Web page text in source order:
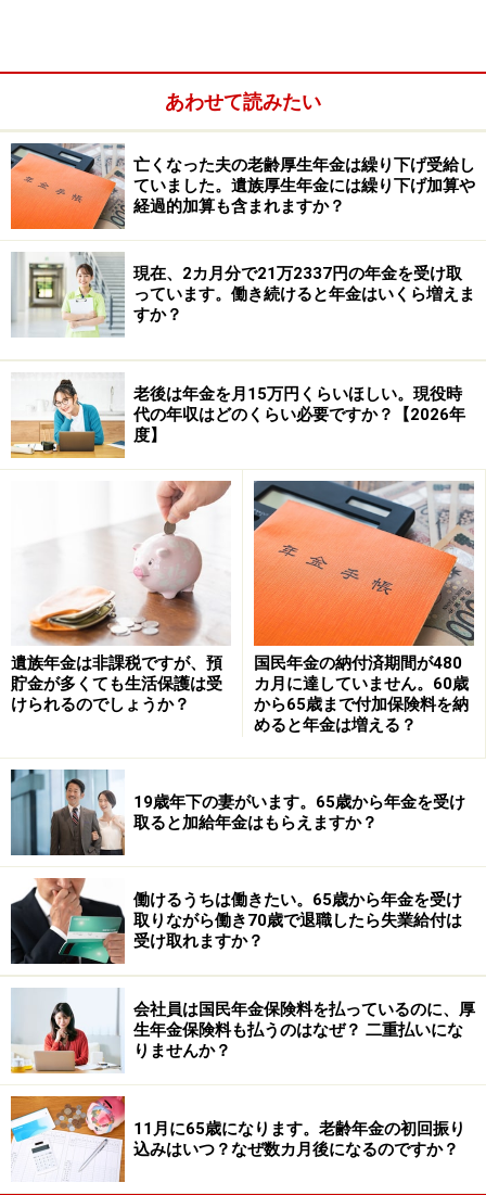
ここでポイントになるのは、「60歳以降に厚生年金へ加
入していた期間」は、老齢基礎年金の480カ月にはカウ
ントされないという点です。
ちゃらんさんのケースを整理すると、次のようになりま
・20歳～23歳：約36カ月……国民年金未納
・23歳～60歳：約444カ月……厚生年金加入（国民年金加
入期間に算入）
・60歳～62歳：約24カ月……厚生年金加入（老齢基礎年
金の480カ月には算入されない）
・62歳以降：約24カ月……国民年金に任意加入
この場合、60歳時点での老齢基礎年金の加入期間は444
カ月です。
そこへ、62歳以降の任意加入24カ月を加えると、
444カ月＋24カ月＝468カ月
となり、480カ月にはまだ達していません。つまり、
「480カ月を超えてしまった」という計算にはなりませ
んので、任意加入した保険料が無駄になるわけではあり
ません。
60歳以降に厚生年金へ加入していた24カ月分は、老齢基
礎年金の480カ月には含まれません。そのため、老齢基
礎年金そのものは468カ月分となり、制度上は“満額”には
あわせて読みたい
亡くなった夫の老齢厚生年金は繰り下げ受給し
ていました。遺族厚生年金には繰り下げ加算や
経過的加算も含まれますか？
現在、2カ月分で21万2337円の年金を受け取
っています。働き続けると年金はいくら増えま
すか？
老後は年金を月15万円くらいほしい。現役時
代の年収はどのくらい必要ですか？【2026年
度】
遺族年金は非課税ですが、預
貯金が多くても生活保護は受
けられるのでしょうか？
国民年金の納付済期間が480
カ月に達していません。60歳
から65歳まで付加保険料を納
めると年金は増える？
19歳年下の妻がいます。65歳から年金を受け
取ると加給年金はもらえますか？
働けるうちは働きたい。65歳から年金を受け
取りながら働き70歳で退職したら失業給付は
受け取れますか？
会社員は国民年金保険料を払っているのに、厚
生年金保険料も払うのはなぜ？ 二重払いにな
りませんか？
11月に65歳になります。老齢年金の初回振り
込みはいつ？なぜ数カ月後になるのですか？